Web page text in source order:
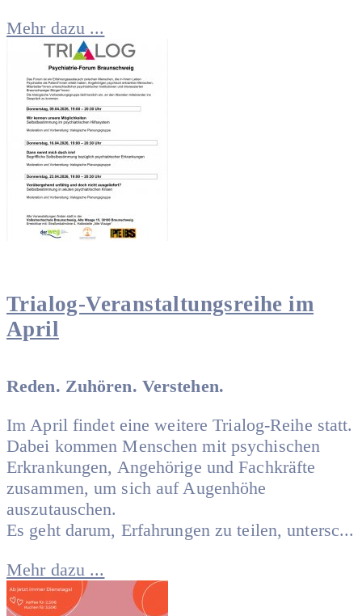
Mehr dazu ...
Trialog-Veranstaltungsreihe im
April
Reden. Zuhören. Verstehen.
Im April findet eine weitere Trialog-Reihe statt.
Dabei kommen Menschen mit psychischen
Erkrankungen, Angehörige und Fachkräfte
zusammen, um sich auf Augenhöhe
auszutauschen.
Es geht darum, Erfahrungen zu teilen, untersc...
Mehr dazu ...